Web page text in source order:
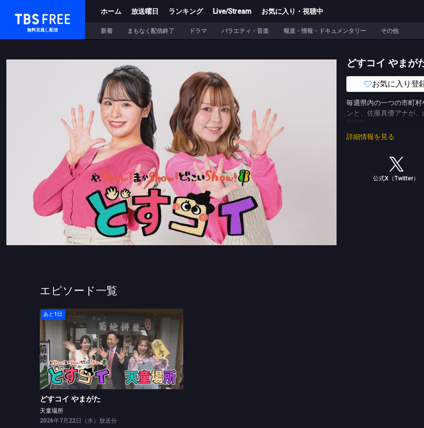
TBS FREE
無料見逃し配信
ホーム 放送曜日 ランキング Live/Stream お気に入り・視聴中
新着 まもなく配信終了 ドラマ バラエティ・音楽 報道・情報・ドキュメンタリー その他
どすコイ やまが
お気に入り登
毎週県内の一つの市町
ンと、佐藤真優アナが
詳細情報を見る
公式X（Twitter）
エピソード一覧
あと1日
どすコイ やまがた
天童場所
どすコイ やまがた
天童場所
2026年7月22日（水）放送分